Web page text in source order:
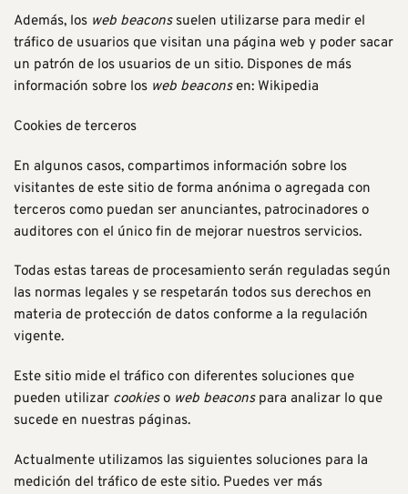
Además, los web beaconssuelen utilizarse para medir el
tráfico de usuarios que visitan una página web y poder sacar
un patrón de los usuarios de un sitio. Dispones de más
información sobre los web beaconsen: Wikipedia
Cookies de terceros
En algunos casos, compartimos información sobre los
visitantes de este sitio de forma anónima o agregada con
terceros como puedan ser anunciantes, patrocinadores o
auditores con el único fin de mejorar nuestros servicios.
Todas estas tareas de procesamiento serán reguladas según
las normas legales y se respetarán todos sus derechos en
materia de protección de datos conforme a la regulación
vigente.
Este sitio mide el tráfico con diferentes soluciones que
pueden utilizar cookieso web beaconspara analizar lo que
sucede en nuestras páginas.
Actualmente utilizamos las siguientes soluciones para la
medición del tráfico de este sitio. Puedes ver más